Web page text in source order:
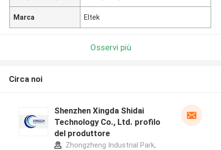
Marca Eltek
Osservi più
Circa noi
Shenzhen Xingda Shidai
Technology Co., Ltd. profilo
del produttore
Zhongzheng Industrial Park,